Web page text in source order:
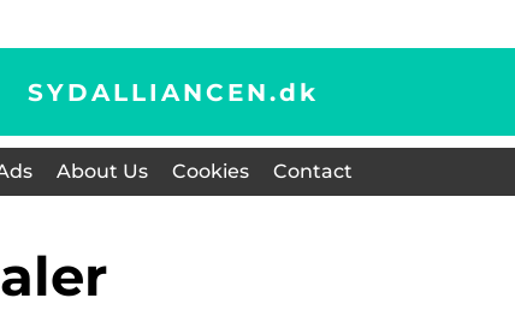
SYDALLIANCEN.dk
About Us Cookies Contact
maler